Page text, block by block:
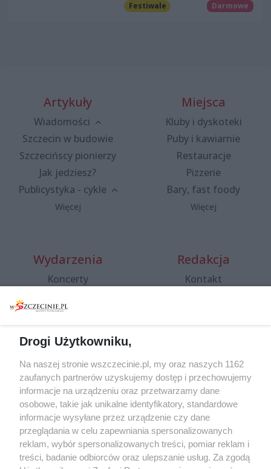
Festiwale Darmowe
Artykuły
Wiadomości
Szczecin w budowie
Szczecińscy pionierzy
Jak jedziesz?
Publicystyka - cykle
Więcej
Miejsca
Kluby i dyskoteki
Puby i kawiarnie
Restauracje
Pizzerie
Bary, fast foody
Więcej
Wydarzenia
Koncerty
Spacery i oprowadzania
targi
Wernisaże
Więcej
Redakcja
Kontakt
Specjalny koncert z okazji
20. urodzin portalu
wSzczecinie.pl
Regulamin konkursów
śniadaniówka "Hej
Szczecin! Jest piątek!"
Drogi Użytkowniku,
Na naszej stronie wszczecinie.pl, my oraz naszych 1162
zaufanych partnerów uzyskujemy dostęp i przechowujemy
informacje na urządzeniu oraz przetwarzamy dane
osobowe, takie jak unikalne identyfikatory, standardowe
informacje wysyłane przez urządzenie czy dane
przeglądania w celu zapewniania spersonalizowanych
reklam, wybór spersonalizowanych treści, pomiar reklam i
treści, badanie odbiorców oraz ulepszanie usług. Za zgodą